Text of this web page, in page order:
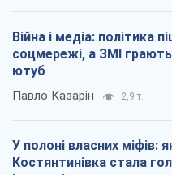
Війна і медіа: політика
соцмережі, а ЗМІ
ютуб
Павло Казарін 2,9 т.
У полоні власних міфів:
Костянтинівка стала